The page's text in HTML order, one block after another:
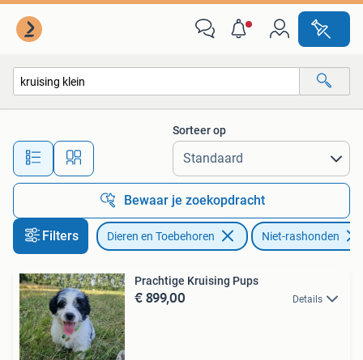
Alle afstanden…
Sorteer op
Bewaar je zoekopdracht
Filters Dieren en Toebehoren Niet-rashonden
Prachtige Kruising Pups
€ 899,00 Details